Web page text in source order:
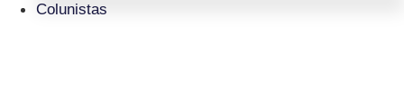
Colunistas